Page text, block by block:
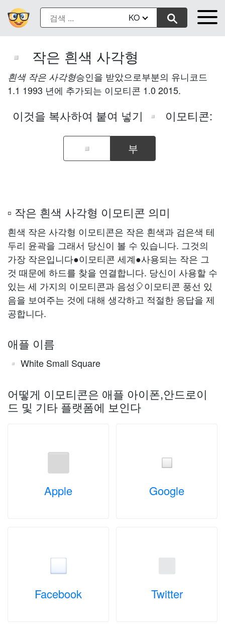
KO
▫️ 작은 흰색 사각형
흰색 작은 사각형승인을 받았으로부분의 유니코드
1.1 1993 년에 추가되는 이모티콘 1.0 2015.
이것을 복사하여 붙여 넣기 ▫️ 이모티콘:
부
▫️ 작은 흰색 사각형 이모티콘 의미
흰색 작은 사각형 이모티콘은 작은 흰색과 검은색 테
두리 윤곽을 그래서 당신이 볼 수 있습니다. 그것의
가장 작은입니다●이모티콘 세계●사용되는 작은 그
것 때문에 하드를 찾을 연결합니다. 당신이 사용할 수
있는 세 가지의 이모티콘과 음성🎈이모티콘 풍선 있
음을 보여주는 것에 대해 생각하고 적절한 응답을 제
공합니다.
애플 이름
▫️ White Small Square
어떻게 이모티콘은 애플 아이폰,안드로이
드 및 기타 플랫폼에 보인다
Apple Google
Facebook Twitter